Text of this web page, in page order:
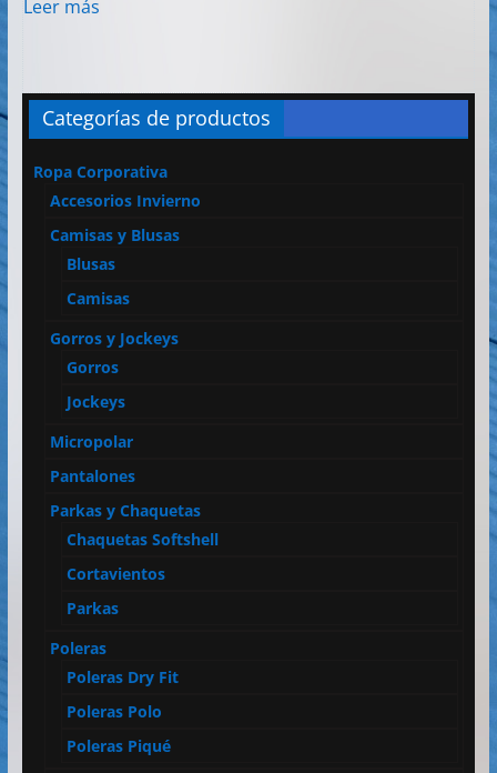
Leer más
Categorías de productos
Ropa Corporativa
Accesorios Invierno
Camisas y Blusas
Blusas
Camisas
Gorros y Jockeys
Gorros
Jockeys
Micropolar
Pantalones
Parkas y Chaquetas
Chaquetas Softshell
Cortavientos
Parkas
Poleras
Poleras Dry Fit
Poleras Polo
Poleras Piqué